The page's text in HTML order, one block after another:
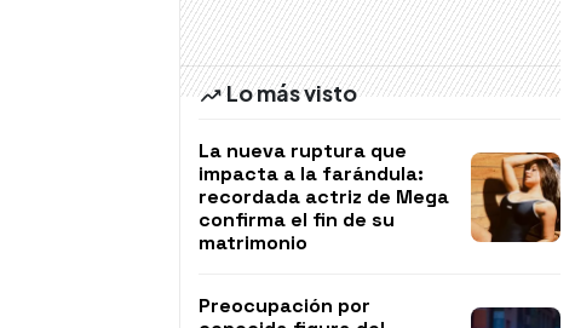
Lo más visto
La nueva ruptura que
impacta a la farándula:
recordada actriz de Mega
confirma el fin de su
matrimonio
Preocupación por